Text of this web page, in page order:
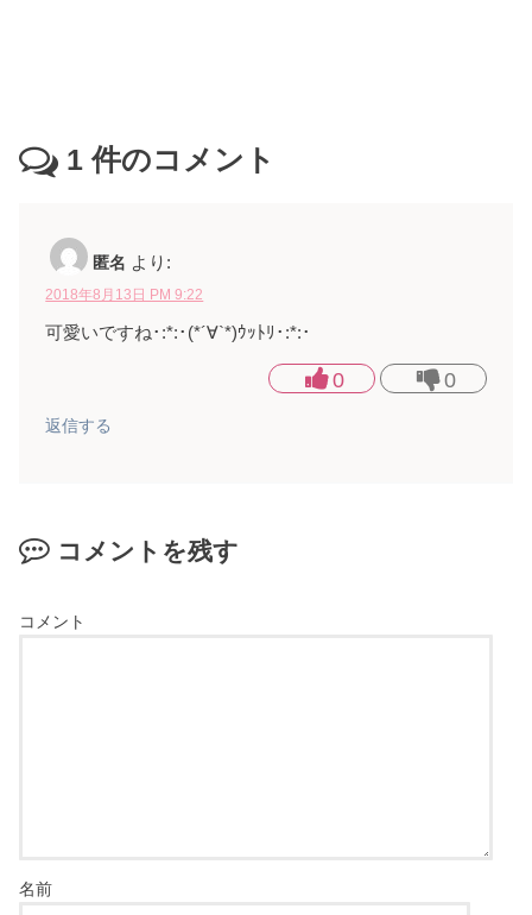
1 件のコメント
匿名 より:
2018年8月13日 PM 9:22
可愛いですね･:*:･(*´∀`*)ｳｯﾄﾘ･:*:･
0 0
返信する
コメントを残す
コメント
名前